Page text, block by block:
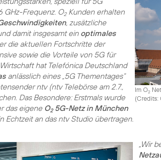
Im O2
(Credits:
GHz-Frequenz. O2Kunden erhalten
, zusätzliche
damit insgesamt ein optimales
die aktuellen Fortschritte der
sowie die Vorteile von 5G für
hat Telefónica Deutschland
anlässlich eines „5G Thementages“
ntv (ntv Telebörse am 2.7.,
Das Besondere: Erstmals wurde
das eigene O25G-Netz in München
Echtzeit an das ntv Studio übertragen.
„Wir